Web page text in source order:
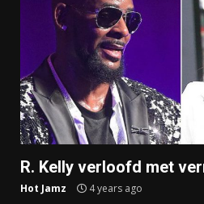
R. Kelly verloofd met
Hot Jamz 4 years ago